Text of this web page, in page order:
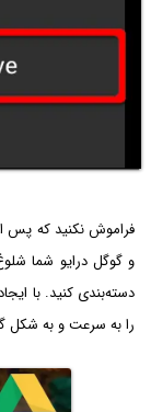
فراموش نکنید که پس
و گوگل درایو شما
دسته‌بندی کنید. با
را به سرعت و به شکل